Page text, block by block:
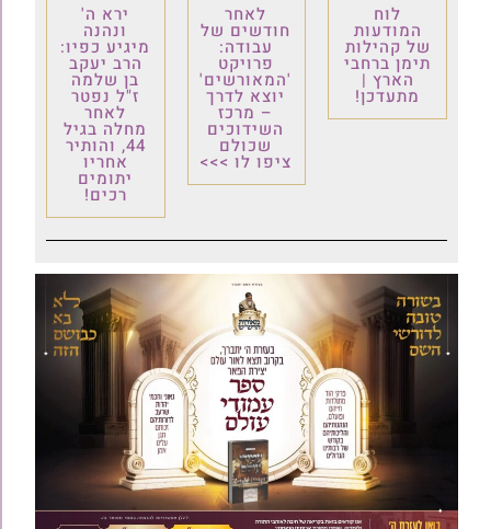
לוח
המודעות
של קהילות
תימן ברחבי
הארץ |
מתעדכן!
לאחר
חודשים של
עבודה:
פרויקט
'המאורשים'
יוצא לדרך
– מרכז
השידוכים
שכולם
ציפו לו >>>
ירא ה'
ונהנה
מיגיע כפיו:
הרב יעקב
בן שלמה
ז"ל נפטר
לאחר
מחלה בגיל
44, והותיר
אחריו
יתומים
רכים!